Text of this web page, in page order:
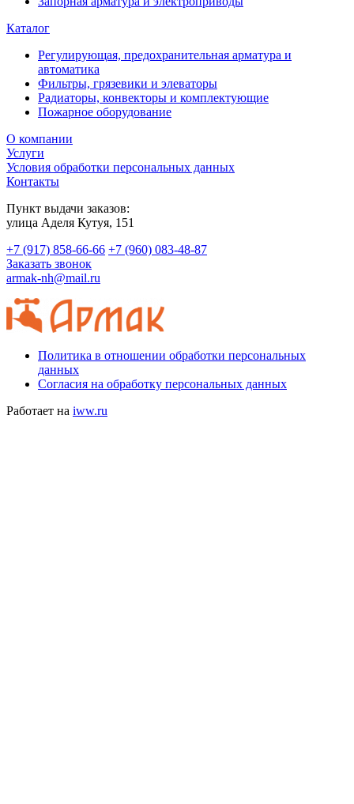
Каталог
Регулирующая, предохранительная арматура и
автоматика
Фильтры, грязевики и элеваторы
Радиаторы, конвекторы и комплектующие
Пожарное оборудование
О компании
Услуги
Условия обработки персональных данных
Контакты
Пункт выдачи заказов:
​улица Аделя Кутуя, 151
+7 (917) 858-66-66 +7 (960) 083-48-87
Заказать звонок
armak-nh@mail.ru
Политика в отношении обработки персональных
данных
Согласия на обработку персональных данных
Работает на iww.ru